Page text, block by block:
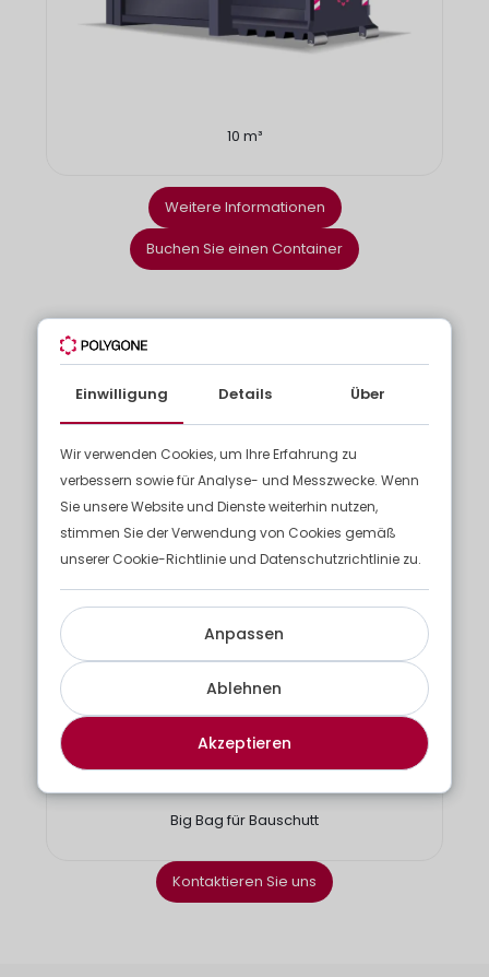
10 m³
Weitere Informationen
Buchen Sie einen Container
Andere Behälter
Wir bieten eine große Auswahl an Zubehör, um
Big Bag für Bauschutt
Kontaktieren Sie uns
Einwilligung Details Über
Wir verwenden Cookies, um Ihre Erfahrung zu
verbessern sowie für Analyse- und Messzwecke. Wenn
Sie unsere Website und Dienste weiterhin nutzen,
stimmen Sie der Verwendung von Cookies gemäß
unserer Cookie-Richtlinie und Datenschutzrichtlinie zu.
Akzeptieren
Ablehnen
Anpassen